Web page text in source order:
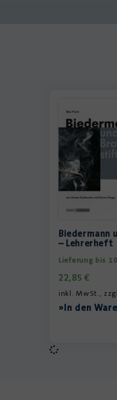
Biedermann
– Lehrerheft
Lieferung bis
22,85€
inkl. MwSt.,
»In den